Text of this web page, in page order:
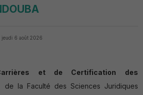
jeudi 6 août 2026
et de Certification des
de la Faculté des Sciences Juridiques